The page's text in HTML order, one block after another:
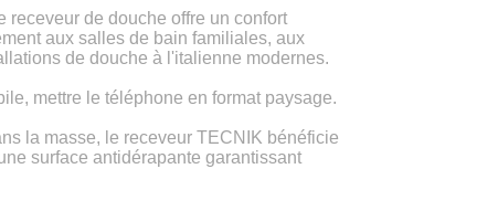
receveur de douche offre un confort
aux salles de bain familiales, aux
de douche à l'italienne modernes.
mettre le téléphone en format paysage.
la masse, le receveur TECNIK bénéficie
surface antidérapante garantissant